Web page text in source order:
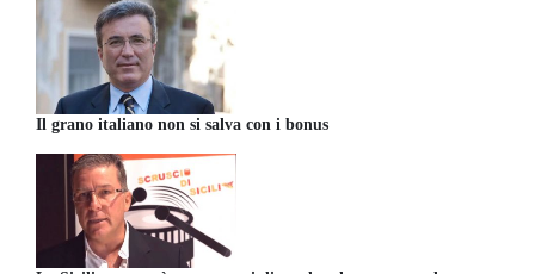
Il grano italiano non si salva con i bonus